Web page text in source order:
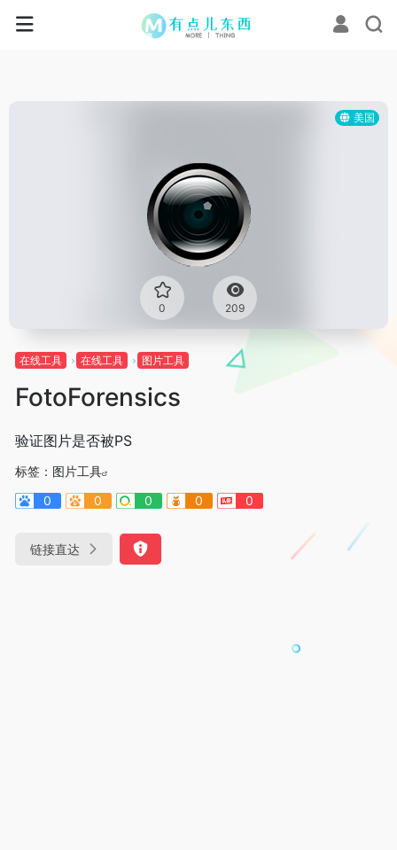
美国
0 209
在线工具 在线工具 图片工具
FotoForensics
验证图片是否被PS
标签： 图片工具
0
0 0 0 0
链接直达